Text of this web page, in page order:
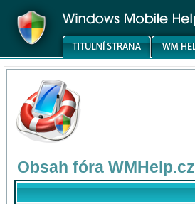
Obsah fóra WMHelp.cz